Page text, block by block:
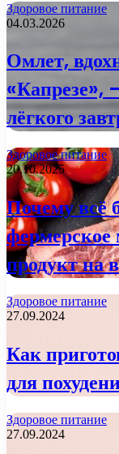
Здоровое питание
04.03.2026
Омлет,
«Капрезе»,
лёгкого
Здоровое питание
20.10.2025
Почему всё
продукт на
Здоровое питание
27.09.2024
Как
для
Здоровое питание
27.09.2024